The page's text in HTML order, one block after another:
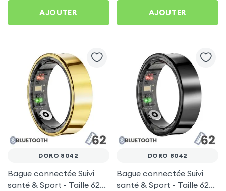
AJOUTER AJOUTER
DORO 8042
Bague connectée Suivi
santé & Sport - Taille 62
DORO 8042
Bague connectée Suivi
santé & Sport - Taille 62